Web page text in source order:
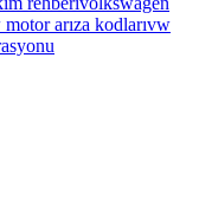
arıza kodlarıvw